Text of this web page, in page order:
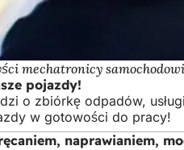
mechatronicy
pojazdy!
o zbiórkę odpadów,
w gotowości do pracy!
naprawianiem,